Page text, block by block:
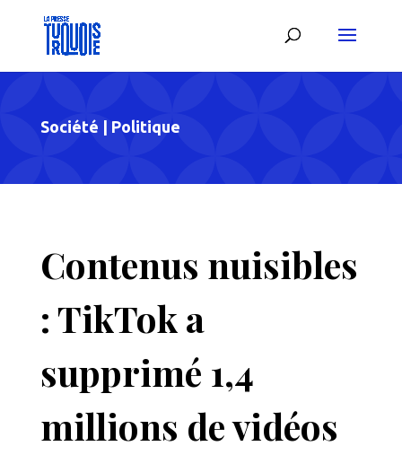
Société Politique
Contenus nuisibles
: TikTok a
supprimé 1,4
millions de vidéos